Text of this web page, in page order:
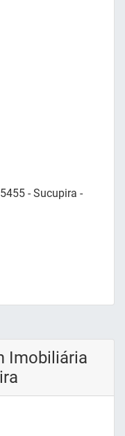
- Sucupira -
Imobiliária